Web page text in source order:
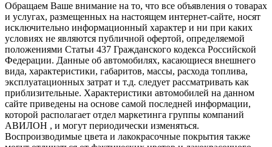
Обращаем Ваше внимание на то, что все объявления о товарах
и услугах, размещенных на настоящем интернет-сайте, носят
исключительно информационный характер и ни при каких
условиях не являются публичной офертой, определяемой
положениями Статьи 437 Гражданского кодекса Российской
Федерации. Данные об автомобилях, касающиеся внешнего
вида, характеристики, габаритов, массы, расхода топлива,
эксплуатационных затрат и т.д. следует рассматривать как
приблизительные. Характеристики автомобилей на данном
сайте приведены на основе самой последней информации,
которой располагает отдел маркетинга группы компаний
АВИЛОН , и могут периодически изменяться.
Воспроизводимые цвета и лакокрасочные покрытия также